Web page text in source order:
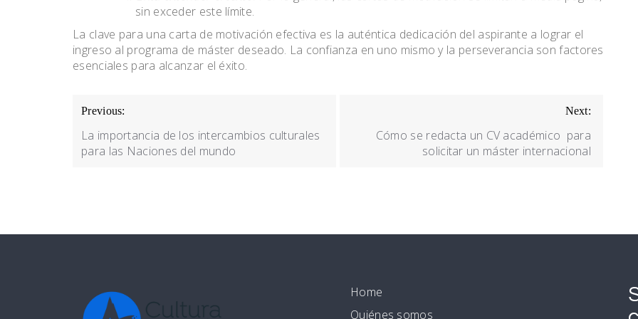
sin exceder este límite.
La clave para una carta de motivación efectiva es la auténtica dedicación del aspirante a lograr el
ingreso al programa de máster deseado. La confianza en uno mismo y la perseverancia son factores
esenciales para alcanzar el éxito.
Navegación
de
entradas
Previous:
La importancia de los intercambios culturales
para las Naciones del mundo
Next:
Cómo se redacta un CV académico para
solicitar un máster internacional
Home
Quiénes somos